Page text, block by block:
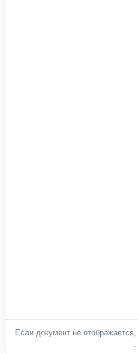
Если документ не отображается,